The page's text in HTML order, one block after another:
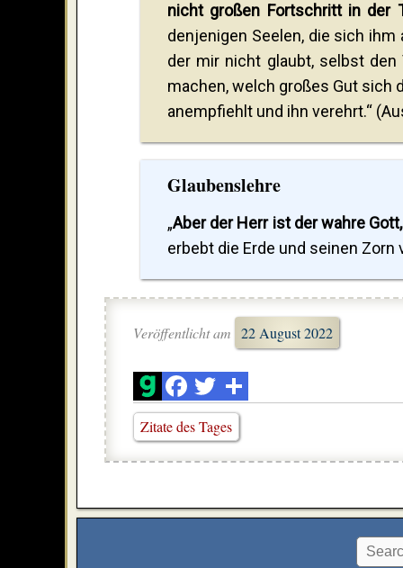
nicht großen Fortschritt in der
denjenigen Seelen, die sich
der mir nicht glaubt, selbst
machen, welch großes Gut sich
anempfiehlt und ihn verehrt.“
Glaubenslehre
„Aber der Herr ist der wahre
erbebt die Erde und seinen
Veröffentlicht am 22 August 2022
Zitate des Tages